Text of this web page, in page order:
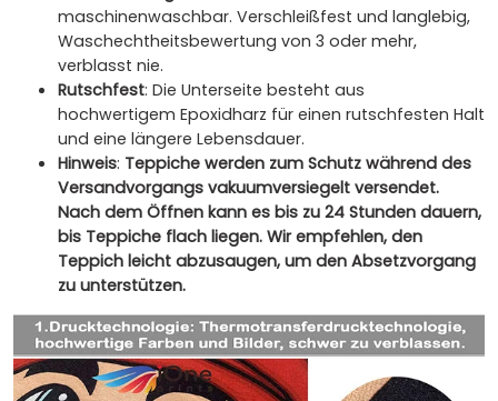
maschinenwaschbar. Verschleißfest und langlebig,
Waschechtheitsbewertung von 3 oder mehr,
verblasst nie.
Rutschfest: Die Unterseite besteht aus
hochwertigem Epoxidharz für einen rutschfesten Halt
und eine längere Lebensdauer.
Hinweis: Teppiche werden zum Schutz während des
Versandvorgangs vakuumversiegelt versendet.
Nach dem Öffnen kann es bis zu 24 Stunden dauern,
bis Teppiche flach liegen. Wir empfehlen, den
Teppich leicht abzusaugen, um den Absetzvorgang
zu unterstützen.